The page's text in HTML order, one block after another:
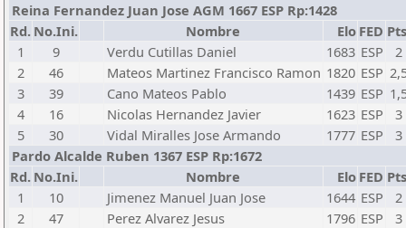
Reina Fernandez Juan Jose AGM 1667 ESP Rp:1428
Rd. No.Ini. Nombre Elo FED
1
9 Verdu Cutillas Daniel 1683 ESP
2
2
46 Mateos Martinez Francisco Ramon 1820 ESP
3
39 Cano Mateos Pablo 1439 ESP
4
16 Nicolas Hernandez Javier 1623 ESP
3
5
30 Vidal Miralles Jose Armando 1777 ESP
3
Pardo Alcalde Ruben 1367 ESP Rp:1672
Rd. No.Ini. Nombre Elo FED
1
10 Jimenez Manuel Juan Jose 1644 ESP
2
2
47 Perez Alvarez Jesus 1796 ESP
3